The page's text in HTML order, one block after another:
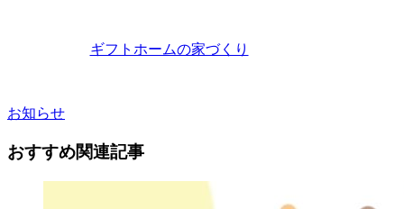
ギフトホームの家づくり
お知らせ
おすすめ関連記事